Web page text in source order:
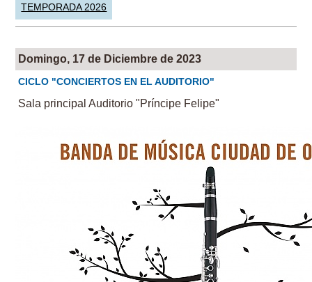
TEMPORADA 2026
Domingo, 17 de Diciembre de 2023
CICLO "CONCIERTOS EN EL AUDITORIO"
Sala principal Auditorio "Príncipe Felipe"